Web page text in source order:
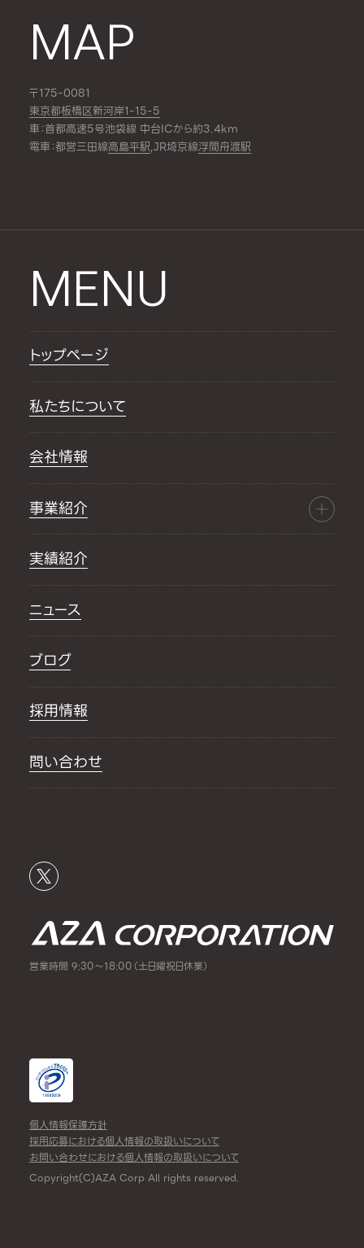
MAP
〒175-0081
東京都板橋区新河岸1-15-5
車：首都高速5号池袋線 中台ICから約3.4km
電車：都営三田線高島平駅,JR埼京線浮間舟渡駅
MENU
トップページ
私たちについて
会社情報
事業紹介
実績紹介
ニュース
ブログ
採用情報
問い合わせ
営業時間 9:30～18:00（土日曜祝日休業）
個人情報保護方針
採用応募における個人情報の取扱いについて
お問い合わせにおける個人情報の取扱いについて
Copyright(C)AZA Corp All rights reserved.